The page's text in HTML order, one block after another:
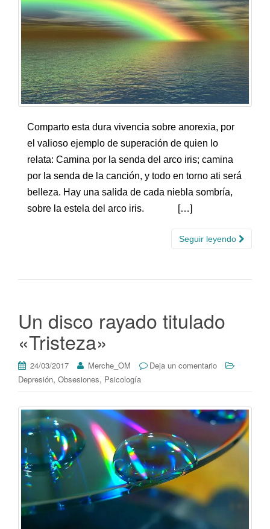
Comparto esta dura vivencia sobre anorexia, por
el valioso ejemplo de superación de quien lo
relata: Camina por la senda del arco iris; camina
por la senda de la canción, y todo en torno ati será
belleza. Hay una salida de cada niebla sombría,
sobre la estela del arco iris. […]
Seguir leyendo
Un disco rayado titulado
«Tristeza»
24/03/2017 Merche_OM
Deja un comentario
Depresión, Obsesiones, Psicología